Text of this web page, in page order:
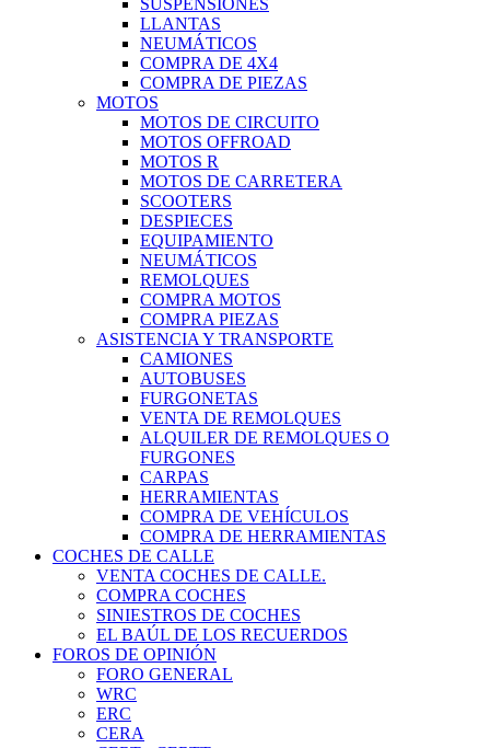
SUSPENSIONES
LLANTAS
NEUMÁTICOS
COMPRA DE 4X4
COMPRA DE PIEZAS
MOTOS
MOTOS DE CIRCUITO
MOTOS OFFROAD
MOTOS R
MOTOS DE CARRETERA
SCOOTERS
DESPIECES
EQUIPAMIENTO
NEUMÁTICOS
REMOLQUES
COMPRA MOTOS
COMPRA PIEZAS
ASISTENCIA Y TRANSPORTE
CAMIONES
AUTOBUSES
FURGONETAS
VENTA DE REMOLQUES
ALQUILER DE REMOLQUES O
FURGONES
CARPAS
HERRAMIENTAS
COMPRA DE VEHÍCULOS
COMPRA DE HERRAMIENTAS
COCHES DE CALLE
VENTA COCHES DE CALLE.
COMPRA COCHES
SINIESTROS DE COCHES
EL BAÚL DE LOS RECUERDOS
FOROS DE OPINIÓN
FORO GENERAL
WRC
ERC
CERA